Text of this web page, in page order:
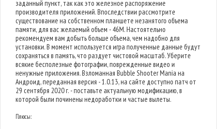
заданный пункт, так как это железное распоряжение
производителя приложений. Впоследствии рассмотрите
существование на собственном планшете незанятого объема
памяти, для вас желаемый объем - 46M. Настоятельно
рекомендуем вам добыть больше объема, чем надобно для
установки. В момент используется игра полученные данные будут
сохраняться в память, что раздует чистовой масштаб. Уберите
всякие бесполезные фотографии, поврежденные видео и
ненужные приложения. Взломанная Bubble Shooter Mania на
Андроид, переданная версия - 1.0.13, на сайте доступно патч от
29 сентября 2020 г. - поставьте актуальную модификацию, в
которой были починены недоработки и частые вылеты.
Плюсы: